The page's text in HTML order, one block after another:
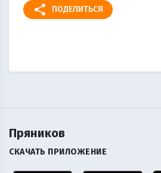
share ПОДЕЛИТЬСЯ
Пряников
СКАЧАТЬ ПРИЛОЖЕНИЕ